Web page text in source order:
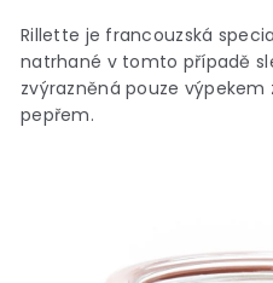
je
0,0
5
hvězdiček.
Rillette je francouzská
natrhané v tomto případě
zvýrazněná pouze
pepřem.